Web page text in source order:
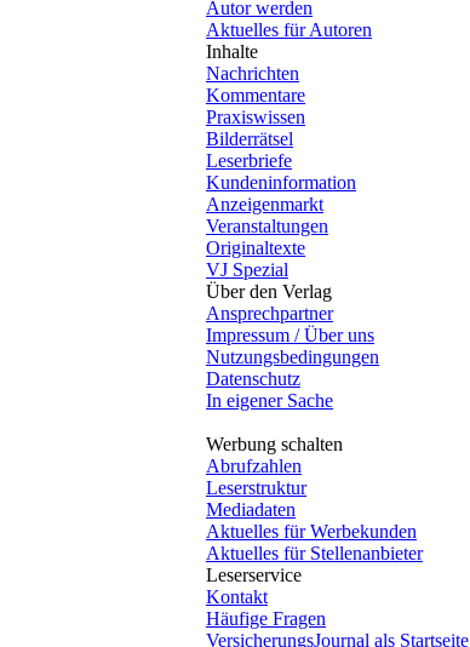
Autor werden
Aktuelles für Autoren
Inhalte
Nachrichten
Kommentare
Praxiswissen
Bilderrätsel
Leserbriefe
Kundeninformation
Anzeigenmarkt
Veranstaltungen
Originaltexte
VJ Spezial
Über den Verlag
Ansprechpartner
Impressum / Über uns
Nutzungsbedingungen
Datenschutz
In eigener Sache
Werbung schalten
Abrufzahlen
Leserstruktur
Mediadaten
Aktuelles für Werbekunden
Aktuelles für Stellenanbieter
Leserservice
Kontakt
Häufige Fragen
VersicherungsJournal als Startseite